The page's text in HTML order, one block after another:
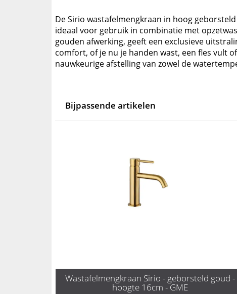
De Sirio wastafelmengkraan in hoog
ideaal voor gebruik in combinatie met
gouden afwerking, geeft een exclusieve
comfort, of je nu je handen wast, een fles vult
nauwkeurige afstelling van zowel de
Bijpassende artikelen
Wastafelmengkraan Sirio - geborsteld goud -
hoogte 16cm - GME